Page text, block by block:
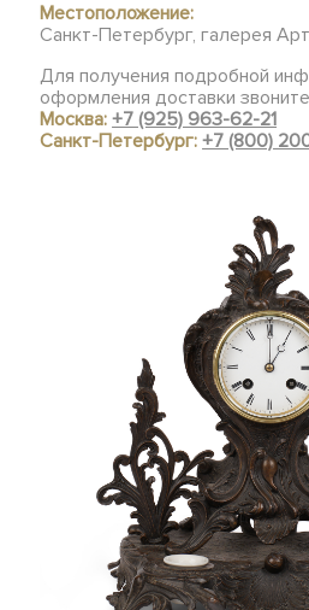
Местоположение:
Санкт-Петербург, галерея
Для получения подробной
оформления доставки
Москва:+7 (925) 963-62-21
Санкт-Петербург:+7 (800)